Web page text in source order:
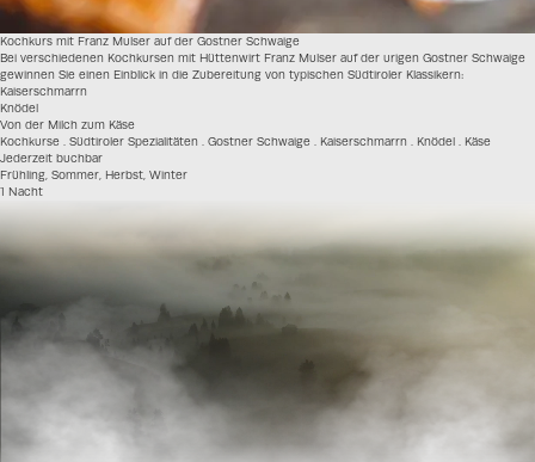
Kochkurs mit Franz Mulser auf der Gostner Schwaige
Bei verschiedenen Kochkursen mit Hüttenwirt Franz Mulser auf der urigen Gostner Schwaige
gewinnen Sie einen Einblick in die Zubereitung von typischen Südtiroler Klassikern:
Kaiserschmarrn
Knödel
Von der Milch zum Käse
Kochkurse . Südtiroler Spezialitäten . Gostner Schwaige . Kaiserschmarrn . Knödel . Käse
Jederzeit buchbar
Frühling, Sommer, Herbst, Winter
1 Nacht